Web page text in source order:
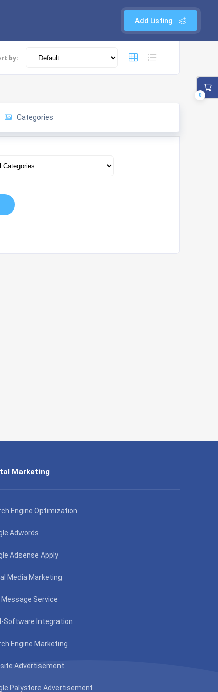
Add Listing
by:
Categories
0
Marketing
Engine Optimization
Adwords
Adsense Apply
Media Marketing
Message Service
Software Integration
Engine Marketing
Advertisement
Palystore Advertisement